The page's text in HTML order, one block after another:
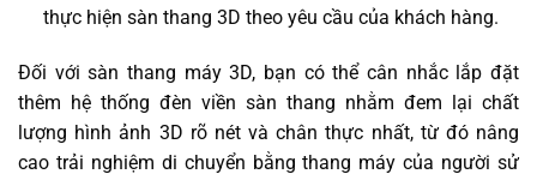
thực hiện sàn thang 3D theo yêu cầu của khách hàng.
Đối với sàn thang máy 3D, bạn có thể cân nhắc lắp đặt
thêm hệ thống đèn viền sàn thang nhằm đem lại chất
lượng hình ảnh 3D rõ nét và chân thực nhất, từ đó nâng
cao trải nghiệm di chuyển bằng thang máy của người sử